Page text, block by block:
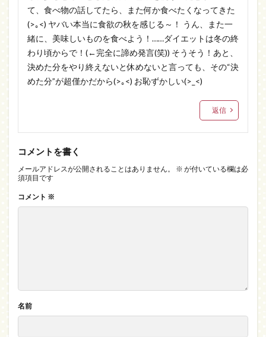
て、食べ物の話してたら、また何か食べたくなってきた
(>｡<) ヤバい本当に食欲の秋を感じる～！ うん、また一
緒に、美味しいものを食べよう！……ダイエットは冬の終
わり頃からで！(←完全に諦め発言(笑)) そうそう！あと、
決めた分をやり終えないと休めないと言っても、その“決
めた分”が超僅かだから(>｡<) お恥ずかしい(>_<)
返信
コメントを書く
メールアドレスが公開されることはありません。 ※ が付いている欄は必
須項目です
コメント ※
名前